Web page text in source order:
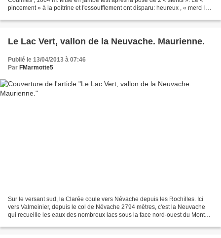
pincement » à la poitrine et l'essoufflement ont disparu: heureux , « merci le
Le Lac Vert, vallon de la Neuvache. Maurienne.
Publié le 13/04/2013 à 07:46
Par FMarmotte5
Sur le versant sud, la Clarée coule vers Névache depuis les Rochilles. Ici
vers Valmeinier, depuis le col de Névache 2794 mètres, c'est la Neuvache
qui recueille les eaux des nombreux lacs sous la face nord-ouest du Mont